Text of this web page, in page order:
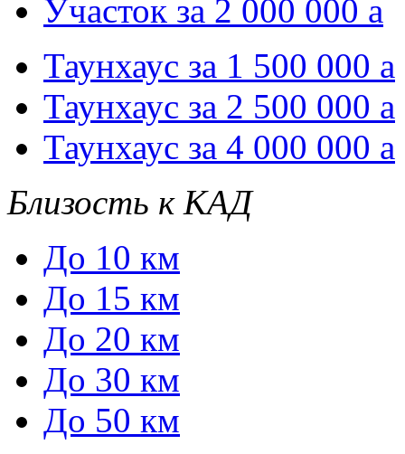
Участок за 2 000 000 a
Таунхаус за 1 500 000 a
Таунхаус за 2 500 000 a
Таунхаус за 4 000 000 a
Близость к КАД
До 10 км
До 15 км
До 20 км
До 30 км
До 50 км